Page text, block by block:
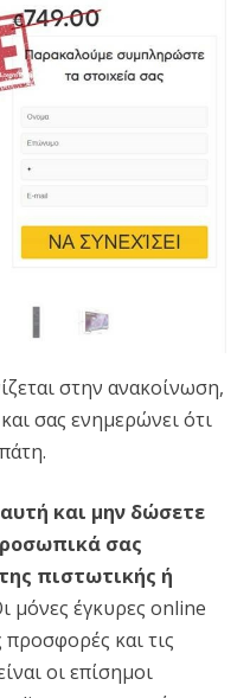
στην ανακοίνωση,
σας ενημερώνει ότι
και μην δώσετε
σας
πιστωτικής ή
μόνες έγκυρες online
και τις
οι επίσημοι